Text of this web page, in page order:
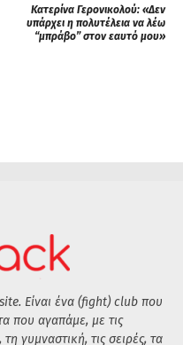
Κατερίνα Γερονικολού: «Δεν
υπάρχει η πολυτέλεια να λέω
“μπράβο” στον εαυτό μου»
Είναι ένα (fight) club που
που αγαπάμε, με τις
γυμναστική, τις σειρές, τα